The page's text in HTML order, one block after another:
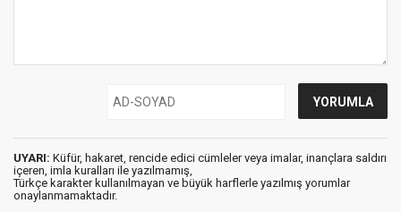
UYARI: Küfür, hakaret, rencide edici cümleler veya imalar, inançlara saldırı
içeren, imla kuralları ile yazılmamış,
Türkçe karakter kullanılmayan ve büyük harflerle yazılmış yorumlar
onaylanmamaktadır.